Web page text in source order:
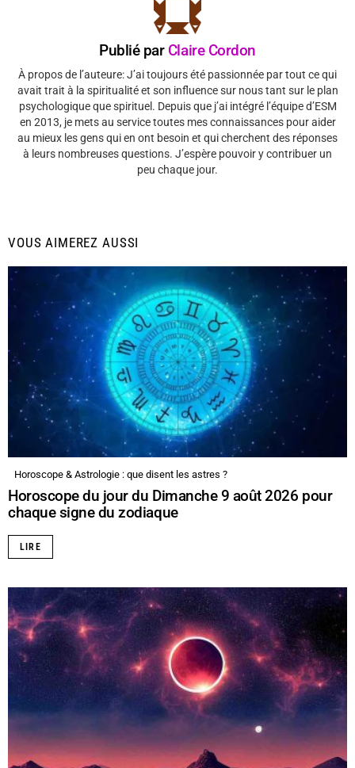
Publié par Claire Cordon
À propos de l’auteure: J’ai toujours été passionnée par tout ce qui
avait trait à la spiritualité et son influence sur nous tant sur le plan
psychologique que spirituel. Depuis que j’ai intégré l’équipe d’ESM
en 2013, je mets au service toutes mes connaissances pour aider
au mieux les gens qui en ont besoin et qui cherchent des réponses
à leurs nombreuses questions. J’espère pouvoir y contribuer un
peu chaque jour.
VOUS AIMEREZ AUSSI
Horoscope & Astrologie : que disent les astres ?
Horoscope du jour du Dimanche 9 août 2026 pour
chaque signe du zodiaque
LIRE